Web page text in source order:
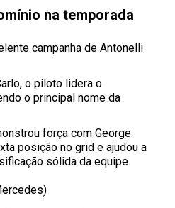
na temporada
campanha de Antonelli
o piloto lidera o
o principal nome da
força com George
posição no grid e ajudou a
sólida da equipe.